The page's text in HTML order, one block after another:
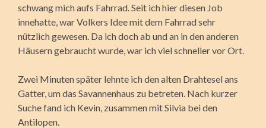
schwang mich aufs Fahrrad. Seit ich hier diesen Job
innehatte, war Volkers Idee mit dem Fahrrad sehr
nützlich gewesen. Da ich doch ab und an in den anderen
Häusern gebraucht wurde, war ich viel schneller vor Ort.
Zwei Minuten später lehnte ich den alten Drahtesel ans
Gatter, um das Savannenhaus zu betreten. Nach kurzer
Suche fand ich Kevin, zusammen mit Silvia bei den
Antilopen.